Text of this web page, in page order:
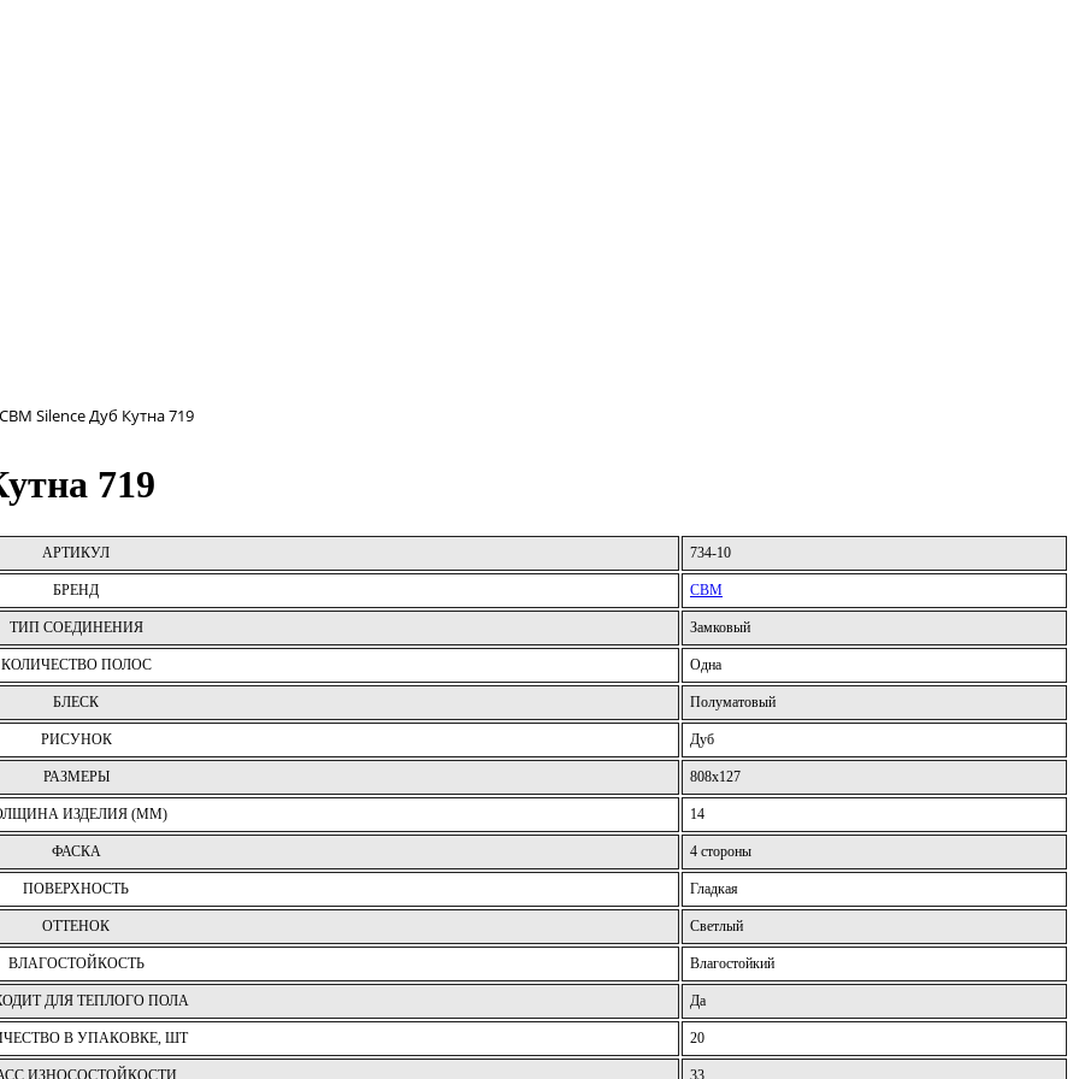
Silence Дуб Кутна 719
719
АРТИКУЛ 734-10
БРЕНД CBM
ТИП СОЕДИНЕНИЯ Замковый
КОЛИЧЕСТВО ПОЛОС Одна
БЛЕСК Полуматовый
РИСУНОК Дуб
РАЗМЕРЫ 808x127
ИЗДЕЛИЯ (ММ) 14
ФАСКА 4 стороны
ПОВЕРХНОСТЬ Гладкая
ОТТЕНОК Светлый
ВЛАГОСТОЙКОСТЬ Влагостойкий
ДЛЯ ТЕПЛОГО ПОЛА Да
В УПАКОВКЕ, ШТ 20
ИЗНОСОСТОЙКОСТИ 33